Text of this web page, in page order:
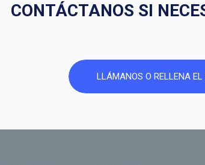
CONTÁCTANOS SI
LLÁMANOS O RELLENA EL